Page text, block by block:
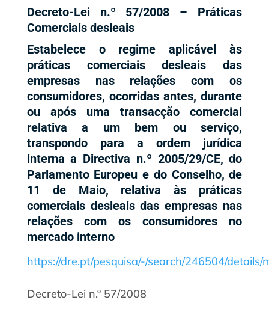
Decreto-Lei n.º 57/2008 – Práticas
Comerciais desleais
Estabelece o regime aplicável às
práticas comerciais desleais das
empresas nas relações com os
consumidores, ocorridas antes, durante
ou após uma transacção comercial
relativa a um bem ou serviço,
transpondo para a ordem jurídica
interna a Directiva n.º 2005/29/CE, do
Parlamento Europeu e do Conselho, de
11 de Maio, relativa às práticas
comerciais desleais das empresas nas
relações com os consumidores no
mercado interno
https://dre.pt/pesquisa/-/search/246504/details/
Decreto-Lei n.º 57/2008